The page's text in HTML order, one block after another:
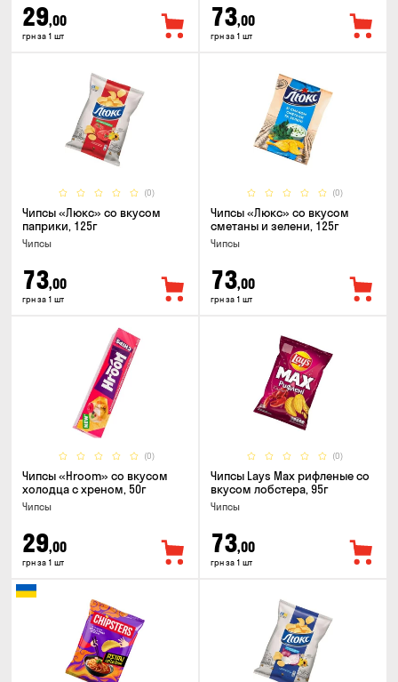
29,00
грн за 1 шт
73,00
грн за 1 шт
(0)
Чипсы «Люкс» со вкусом
паприки, 125г
Чипсы
73,00
грн за 1 шт
(0)
Чипсы «Люкс» со вкусом
сметаны и зелени, 125г
Чипсы
73,00
грн за 1 шт
(0)
Чипсы «Hroom» со вкусом
холодца с хреном, 50г
Чипсы
29,00
грн за 1 шт
(0)
Чипсы Lays Max рифленые со
вкусом лобстера, 95г
Чипсы
73,00
грн за 1 шт